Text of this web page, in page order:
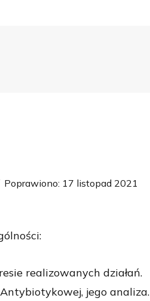
Poprawiono: 17 listopad 2021
realizowanych działań.
jego analiza.